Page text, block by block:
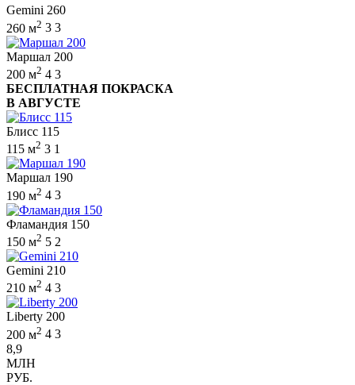
Gemini 260
260 м2 3 3
Маршал 200
200 м2 4 3
БЕСПЛАТНАЯ ПОКРАСКА
В АВГУСТЕ
Блисс 115
115 м2 3 1
Маршал 190
190 м2 4 3
Фламандия 150
150 м2 5 2
Gemini 210
210 м2 4 3
Liberty 200
200 м2 4 3
8,9
МЛН
РУБ.